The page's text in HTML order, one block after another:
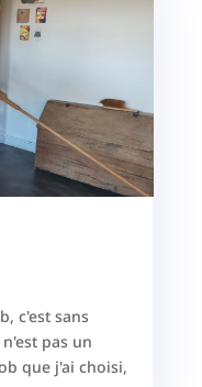
c'est sans
pas un
que j'ai choisi,